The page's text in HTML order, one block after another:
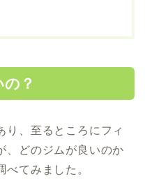
？
り、至るところにフィ
、どのジムが良いのか
てみました。